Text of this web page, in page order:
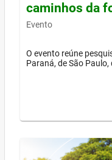
caminhos da
Evento
O evento reúne
Paraná, de São